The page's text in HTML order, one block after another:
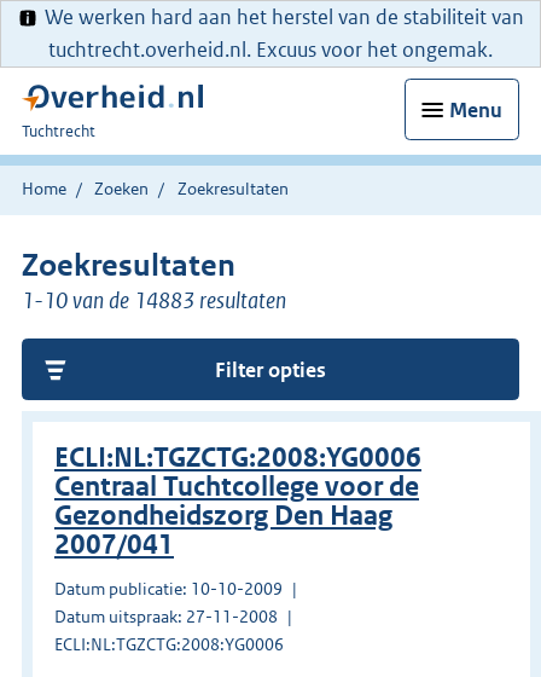
We werken hard aan het herstel van de stabiliteit van
tuchtrecht.overheid.nl. Excuus voor het ongemak.
Menu
U
bent
hier:
Tuchtrecht
Home Zoeken Zoekresultaten
Zoekresultaten
1-10 van de 14883 resultaten
Filter opties
ECLI:NL:TGZCTG:2008:YG0006
Centraal Tuchtcollege voor de
Gezondheidszorg Den Haag
2007/041
Datum publicatie: 10-10-2009
Datum uitspraak: 27-11-2008
ECLI:NL:TGZCTG:2008:YG0006